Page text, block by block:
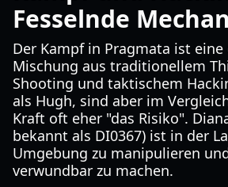
Fesselnde
Der Kampf in Pragmata ist
Mischung aus traditionellem
Shooting und taktischem
als Hugh, sind aber im
Kraft oft eher "das Risiko".
bekannt als DI0367) ist in der
Umgebung zu manipulieren
verwundbar zu machen.